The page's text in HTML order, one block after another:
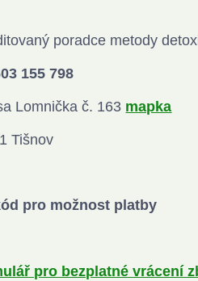
poradce metody
155 798
Lomnička č. 163 mapka
Tišnov
pro možnost platby
pro bezplatné vrácení